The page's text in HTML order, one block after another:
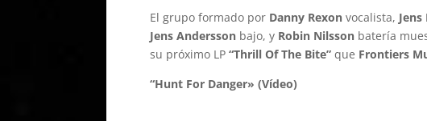
El grupo formado por Danny Rexon vocalista,
Jens Andersson bajo, y Robin Nilsson batería
su próximo LP “Thrill Of The Bite” que Frontiers
“Hunt For Danger» (Vídeo)